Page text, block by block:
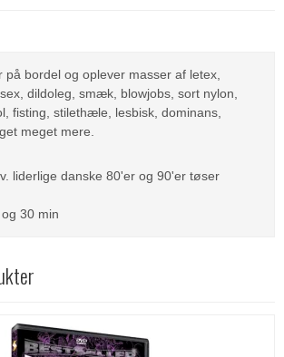
bordel og oplever masser af letex,
dildoleg, smæk, blowjobs, sort nylon,
fisting, stilethæle, lesbisk, dominans,
meget mere.
liderlige danske 80'er og 90'er tøser
30 min